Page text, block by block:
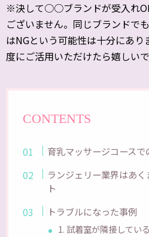
※決して○○ブランドが受入れ
ございません。同じブランドで
はNGという可能性は十分にあ
度にご活用いただけたら嬉しいで
CONTENTS
育乳マッサージコースで
ランジェリー業界はあ
ト
トラブルになった事例
1. 試着室が隣接してい